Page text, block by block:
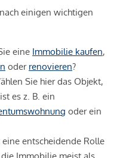
einigen wichtigen
eine Immobilie kaufen,
oder renovieren?
Sie hier das Objekt,
es z. B. ein
oder ein
entscheidende Rolle
Immobilie meist als